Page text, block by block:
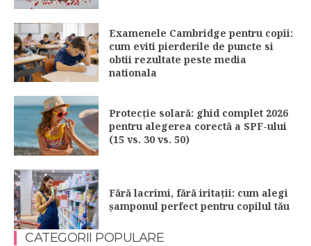
Examenele Cambridge pentru copii:
cum eviti pierderile de puncte si
obtii rezultate peste media
nationala
Protecție solară: ghid complet 2026
pentru alegerea corectă a SPF-ului
(15 vs. 30 vs. 50)
Fără lacrimi, fără iritații: cum alegi
șamponul perfect pentru copilul tău
CATEGORII POPULARE